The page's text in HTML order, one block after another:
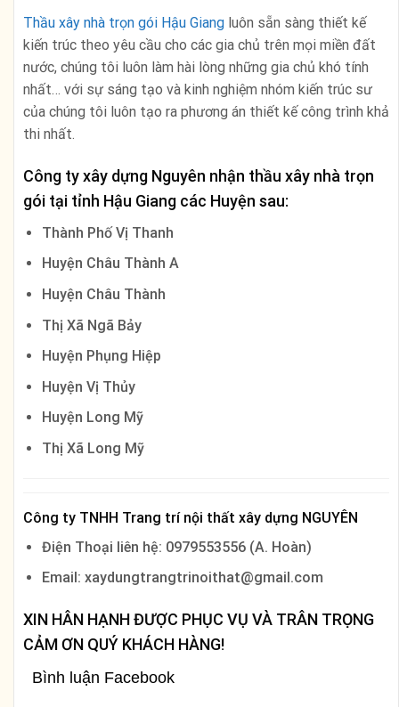
Thầu xây nhà trọn gói Hậu Giang luôn sẵn sàng thiết kế
kiến trúc theo yêu cầu cho các gia chủ trên mọi miền đất
nước, chúng tôi luôn làm hài lòng những gia chủ khó tính
nhất… với sự sáng tạo và kinh nghiệm nhóm kiến trúc sư
của chúng tôi luôn tạo ra phương án thiết kế công trình khả
thi nhất.
Công ty xây dựng Nguyên nhận thầu xây nhà trọn
gói tại tỉnh Hậu Giang các Huyện sau:
Thành Phố Vị Thanh
Huyện Châu Thành A
Huyện Châu Thành
Thị Xã Ngã Bảy
Huyện Phụng Hiệp
Huyện Vị Thủy
Huyện Long Mỹ
Thị Xã Long Mỹ
Công ty TNHH Trang trí nội thất xây dựng NGUYÊN
Điện Thoại liên hệ: 0979553556 (A. Hoàn)
Email: xaydungtrangtrinoithat@gmail.com
XIN HÂN HẠNH ĐƯỢC PHỤC VỤ VÀ TRÂN TRỌNG
CẢM ƠN QUÝ KHÁCH HÀNG!
Bình luận Facebook